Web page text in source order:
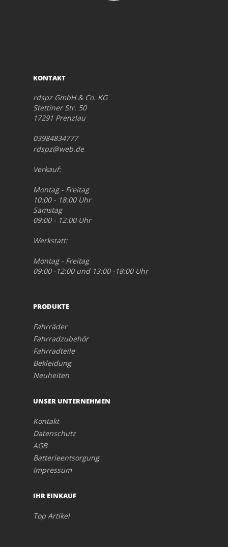
KONTAKT
rdspz GmbH & Co. KG
Stettiner Str. 50
17291 Prenzlau
03984834777
rdspz@web.de
Verkauf:
Montag - Freitag
10:00 - 18:00 Uhr
Samstag
09:00 - 12:00 Uhr
Werkstatt:
Montag - Freitag
09:00 -12:00 und 13:00 -18:00 Uhr
PRODUKTE
Fahrräder
Fahrradzubehör
Fahrradteile
Bekleidung
Neuheiten
UNSER UNTERNEHMEN
Kontakt
Datenschutz
AGB
Batterieentsorgung
Impressum
IHR EINKAUF
Top Artikel